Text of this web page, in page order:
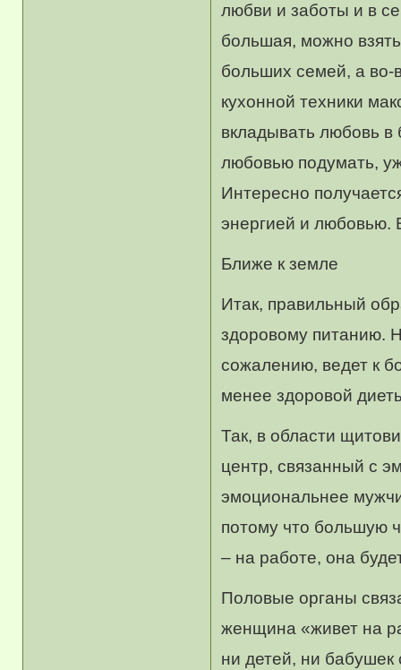
любви и заботы и в
большая, можно
больших семей, а во-
кухонной техники
вкладывать любовь в
любовью подумать,
Интересно
энергией и любовью.
Ближе к земле
Итак, правильный
здоровому питанию.
сожалению, ведет к
менее здоровой
Так, в области
центр, связанный с
эмоциональнее
потому что большую
– на работе, она
Половые органы
женщина «живет на
ни детей, ни бабушек